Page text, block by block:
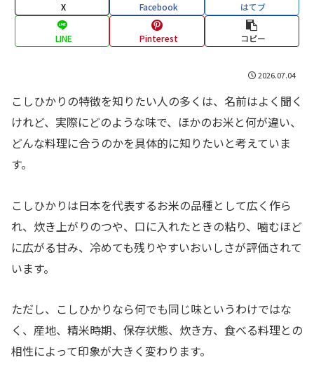
X Facebook はてブ
LINE Pinterest コピー
2026.07.04
こしひかりの特徴を知りたい人の多くは、名前はよく聞く
けれど、実際にどのような味で、ほかのお米と何が違い、
どんな料理に合うのかを具体的に知りたいと考えていま
す。
こしひかりは日本を代表するお米の品種として広く作ら
れ、炊き上がりのつや、口に入れたときの粘り、噛むほど
に広がる甘み、冷めても残りやすいおいしさが評価されて
います。
ただし、こしひかりなら何でも同じ味というわけではな
く、産地、精米時期、保存状態、炊き方、食べる料理との
相性によって印象が大きく変わります。